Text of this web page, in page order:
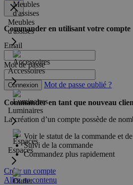
Meubles
d'assises
Accessoires
Luminaires
Espaces
Commander en utilisant votre compte
Email
Mot de passe
Connexion Mot de passe oublié ?
Commander en tant que nouveau
La création d’un compte possède de
Voir le statut de la commande et
Suivi de la commande
Commandez plus rapidement
Créer un compte
Allez au contenu